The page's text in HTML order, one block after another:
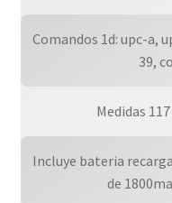
Manual
A?
Garantia
cantidad
Comandos 1d: upc-a,
39,
Medidas
Incluye bateria
de